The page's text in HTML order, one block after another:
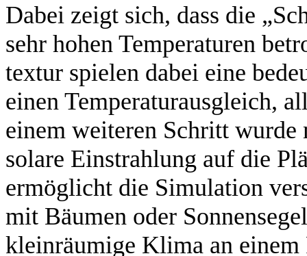
Dabei zeigt sich, dass die
sehr hohen Temperaturen
textur spielen dabei eine
einen Temperaturausgleich,
einem weiteren Schritt
solare Einstrahlung auf die
ermöglicht die Simulation
mit Bäumen oder
kleinräumige Klima an